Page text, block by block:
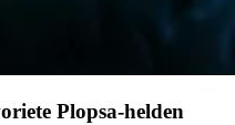
Plopsa-helden